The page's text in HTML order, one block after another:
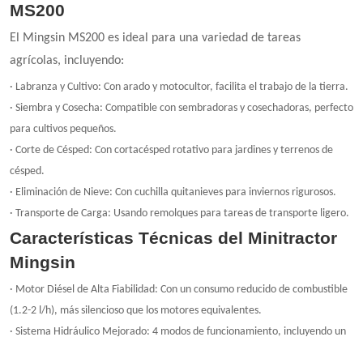
MS200
El Mingsin MS200 es ideal para una variedad de tareas
agrícolas, incluyendo:
· Labranza y Cultivo: Con arado y motocultor, facilita el trabajo de la tierra.
· Siembra y Cosecha: Compatible con sembradoras y cosechadoras, perfecto
para cultivos pequeños.
· Corte de Césped: Con cortacésped rotativo para jardines y terrenos de
césped.
· Eliminación de Nieve: Con cuchilla quitanieves para inviernos rigurosos.
· Transporte de Carga: Usando remolques para tareas de transporte ligero.
Características Técnicas del Minitractor
Mingsin
· Motor Diésel de Alta Fiabilidad: Con un consumo reducido de combustible
(1.2-2 l/h), más silencioso que los motores equivalentes.
· Sistema Hidráulico Mejorado: 4 modos de funcionamiento, incluyendo un